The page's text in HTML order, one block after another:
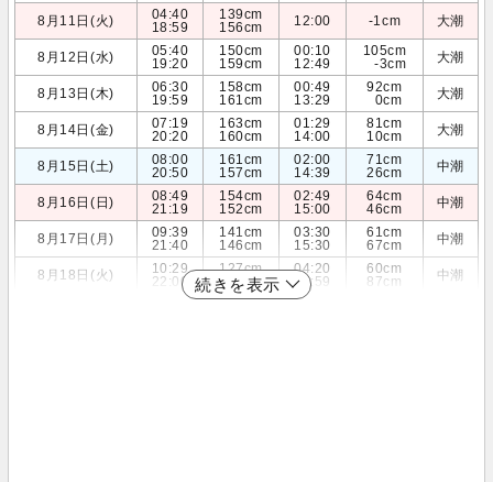
8月11日(火)
04:40
18:59
139cm
156cm
12:00 -1cm 大潮
8月12日(水)
05:40
19:20
150cm
159cm
00:10
12:49
105cm
-3cm
大潮
8月13日(木)
06:30
19:59
158cm
161cm
00:49
13:29
92cm
0cm
大潮
8月14日(金)
07:19
20:20
163cm
160cm
01:29
14:00
81cm
10cm
大潮
8月15日(土)
08:00
20:50
161cm
157cm
02:00
14:39
71cm
26cm
中潮
8月16日(日)
08:49
21:19
154cm
152cm
02:49
15:00
64cm
46cm
中潮
8月17日(月)
09:39
21:40
141cm
146cm
03:30
15:30
61cm
67cm
中潮
8月18日(火)
10:29
22:00
127cm
139cm
04:20
15:59
60cm
87cm
中潮
続きを表示